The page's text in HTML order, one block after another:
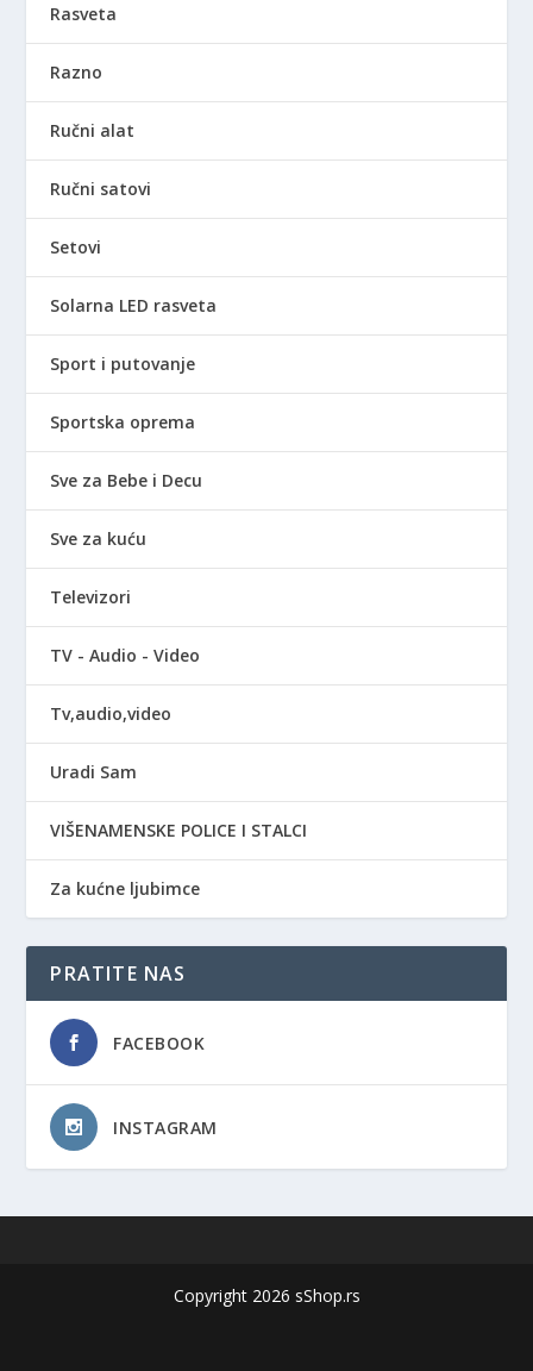
Rasveta
Razno
Ručni alat
Ručni satovi
Setovi
Solarna LED rasveta
Sport i putovanje
Sportska oprema
Sve za Bebe i Decu
Sve za kuću
Televizori
TV - Audio - Video
Tv,audio,video
Uradi Sam
VIŠENAMENSKE POLICE I STALCI
Za kućne ljubimce
PRATITE NAS
FACEBOOK
INSTAGRAM
Copyright 2026 sShop.rs